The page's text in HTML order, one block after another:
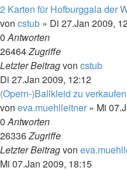
2 Karten für Hofburggala der
von cstub » Di 27.Jan 2009,
0Antworten
26464Zugriffe
Letzter Beitragvon cstub
Di 27.Jan 2009, 12:12
(Opern-)Ballkleid zu verkaufen
von eva.muehlleitner » Mi
0Antworten
26336Zugriffe
Letzter Beitragvon
Mi 07.Jan 2009, 18:15